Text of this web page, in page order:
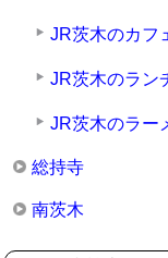
JR茨木のカフ
JR茨木のラン
JR茨木のラー
総持寺
南茨木